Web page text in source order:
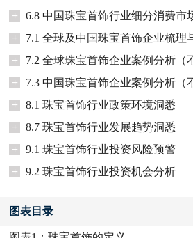
+
6.8 中国珠宝首饰行业细分消费市
+
7.1 全球及中国珠宝首饰企业梳理
+
7.2 全球珠宝首饰企业案例分析（
+
7.3 中国珠宝首饰企业案例分析（
+
8.1 珠宝首饰行业政策环境洞悉
+
8.7 珠宝首饰行业发展趋势洞悉
+
9.1 珠宝首饰行业投资风险预警
+
9.2 珠宝首饰行业投资机会分析
图表目录